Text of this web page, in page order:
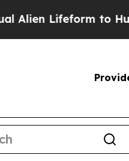
to Hunt for